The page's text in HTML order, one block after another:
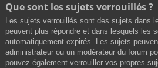
Que sont les sujets verrouillés ?
Les sujets verrouillés sont des sujets dans
peuvent plus répondre et dans lesquels les
automatiquement expirés. Les sujets
administrateur ou un modérateur du forum
pouvez également verrouiller vos propres